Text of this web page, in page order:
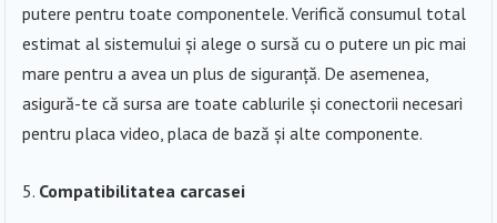
putere pentru toate componentele. Verifică consumul total
estimat al sistemului și alege o sursă cu o putere un pic mai
mare pentru a avea un plus de siguranță. De asemenea,
asigură-te că sursa are toate cablurile și conectorii necesari
pentru placa video, placa de bază și alte componente.
Compatibilitatea carcasei